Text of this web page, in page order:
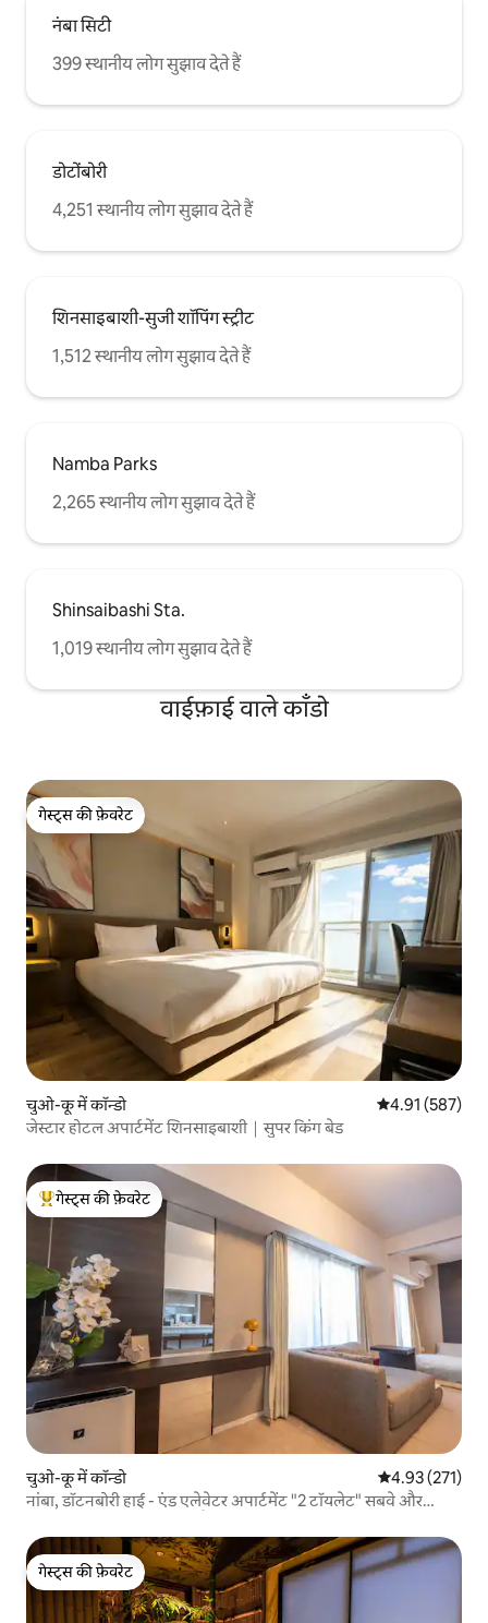
नंबा सिटी
399 स्थानीय लोग सुझाव देते हैं
डोटोंबोरी
4,251 स्थानीय लोग सुझाव देते हैं
शिनसाइबाशी-सुजी शॉपिंग स्ट्रीट
1,512 स्थानीय लोग सुझाव देते हैं
Namba Parks
2,265 स्थानीय लोग सुझाव देते हैं
Shinsaibashi Sta.
1,019 स्थानीय लोग सुझाव देते हैं
वाईफ़ाई वाले काँडो
गेस्ट्स की फ़ेवरेट
गेस्ट्स की फ़ेवरेट
चुओ-कू में कॉन्डो औसत रेटिंग 5 में से
4.91 (587)
जेस्टार होटल अपार्टमेंट शिनसाइबाशी｜सुपर किंग बेड
गेस्ट्स का टॉप फ़ेवरेट
गेस्ट्स की फ़ेवरेट
चुओ-कू में कॉन्डो औसत रेटिंग 5 में से
4.93 (271)
नांबा, डॉटनबोरी हाई - एंड एलेवेटर अपार्टमेंट "2 टॉयलेट" सबवे और
मिनट,
गेस्ट्स की फ़ेवरेट
गेस्ट्स की फ़ेवरेट